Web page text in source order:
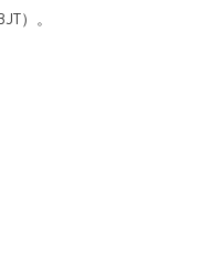
）。